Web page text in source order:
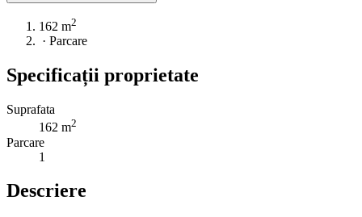
162 m2
· Parcare
Specificații proprietate
Suprafata
162 m2
Parcare
1
Descriere